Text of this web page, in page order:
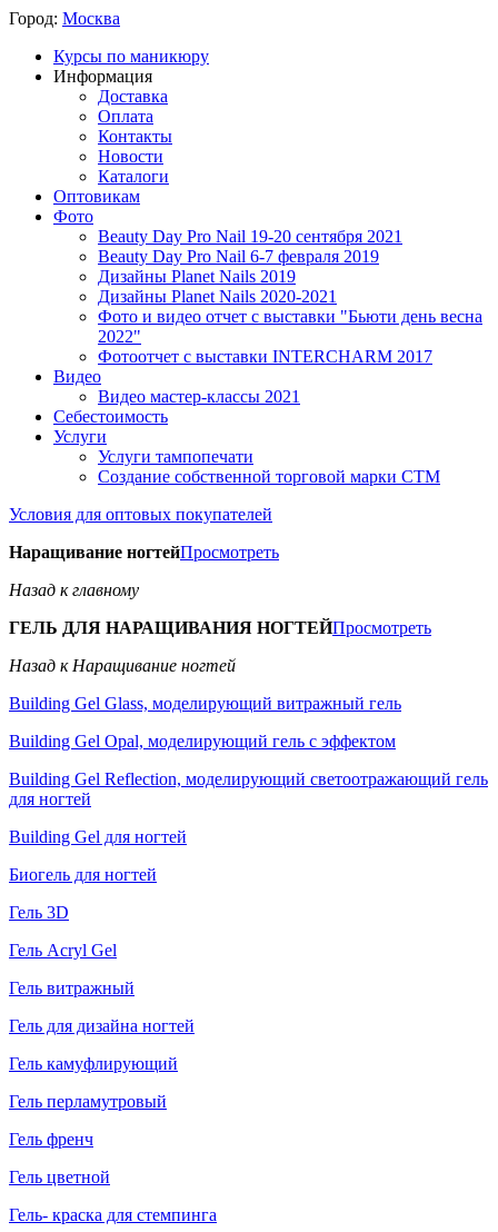
Город: Москва
Курсы по маникюру
Информация
Доставка
Оплата
Контакты
Новости
Каталоги
Оптовикам
Фото
Beauty Day Pro Nail 19-20 сентября 2021
Beauty Day Pro Nail 6-7 февраля 2019
Дизайны Planet Nails 2019
Дизайны Planet Nails 2020-2021
Фото и видео отчет с выставки "Бьюти день весна
2022"
Фотоотчет с выставки INTERCHARM 2017
Видео
Видео мастер-классы 2021
Себестоимость
Услуги
Услуги тампопечати
Создание собственной торговой марки СТМ
Условия для оптовых покупателей
Наращивание ногтейПросмотреть
Назад к главному
ГЕЛЬ ДЛЯ НАРАЩИВАНИЯ НОГТЕЙПросмотреть
Назад к Наращивание ногтей
Building Gel Glass, моделирующий витражный гель
Building Gel Opal, моделирующий гель с эффектом
Building Gel Reflection, моделирующий светоотражающий гель
для ногтей
Building Gel для ногтей
Биогель для ногтей
Гель 3D
Гель Acryl Gel
Гель витражный
Гель для дизайна ногтей
Гель камуфлирующий
Гель перламутровый
Гель френч
Гель цветной
Гель- краска для стемпинга